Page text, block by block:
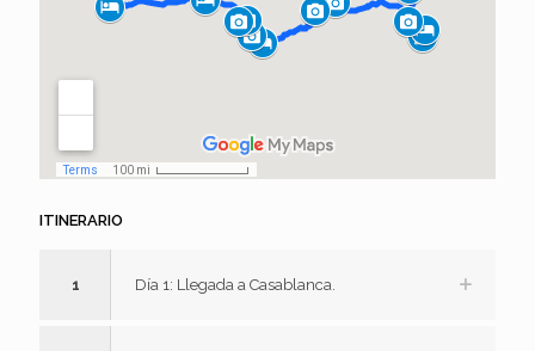
ITINERARIO
1 Día 1: Llegada a Casablanca.